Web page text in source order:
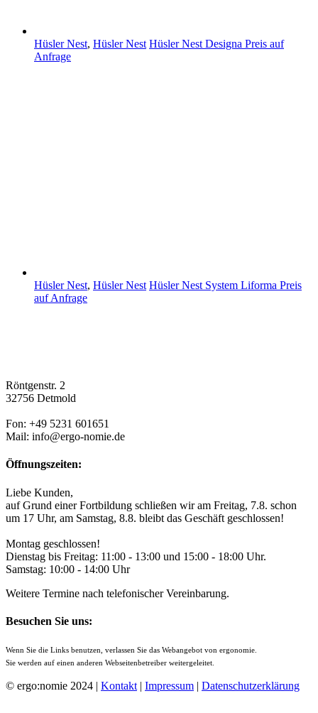
Hüsler Nest, Hüsler Nest Hüsler Nest Designa Preis auf
Anfrage
Hüsler Nest, Hüsler Nest Hüsler Nest System Liforma Preis
auf Anfrage
Röntgenstr. 2
32756 Detmold
Fon: +49 5231 601651
Mail: info@ergo-nomie.de
Öffnungszeiten:
Liebe Kunden,
auf Grund einer Fortbildung schließen wir am Freitag, 7.8. schon
um 17 Uhr, am Samstag, 8.8. bleibt das Geschäft geschlossen!
Montag geschlossen!
Dienstag bis Freitag: 11:00 - 13:00 und 15:00 - 18:00 Uhr.
Samstag: 10:00 - 14:00 Uhr
Weitere Termine nach telefonischer Vereinbarung.
Besuchen Sie uns:
Wenn Sie die Links benutzen, verlassen Sie das Webangebot von ergonomie.
Sie werden auf einen anderen Webseitenbetreiber weitergeleitet.
© ergo:nomie 2024 | Kontakt | Impressum | Datenschutzerklärung